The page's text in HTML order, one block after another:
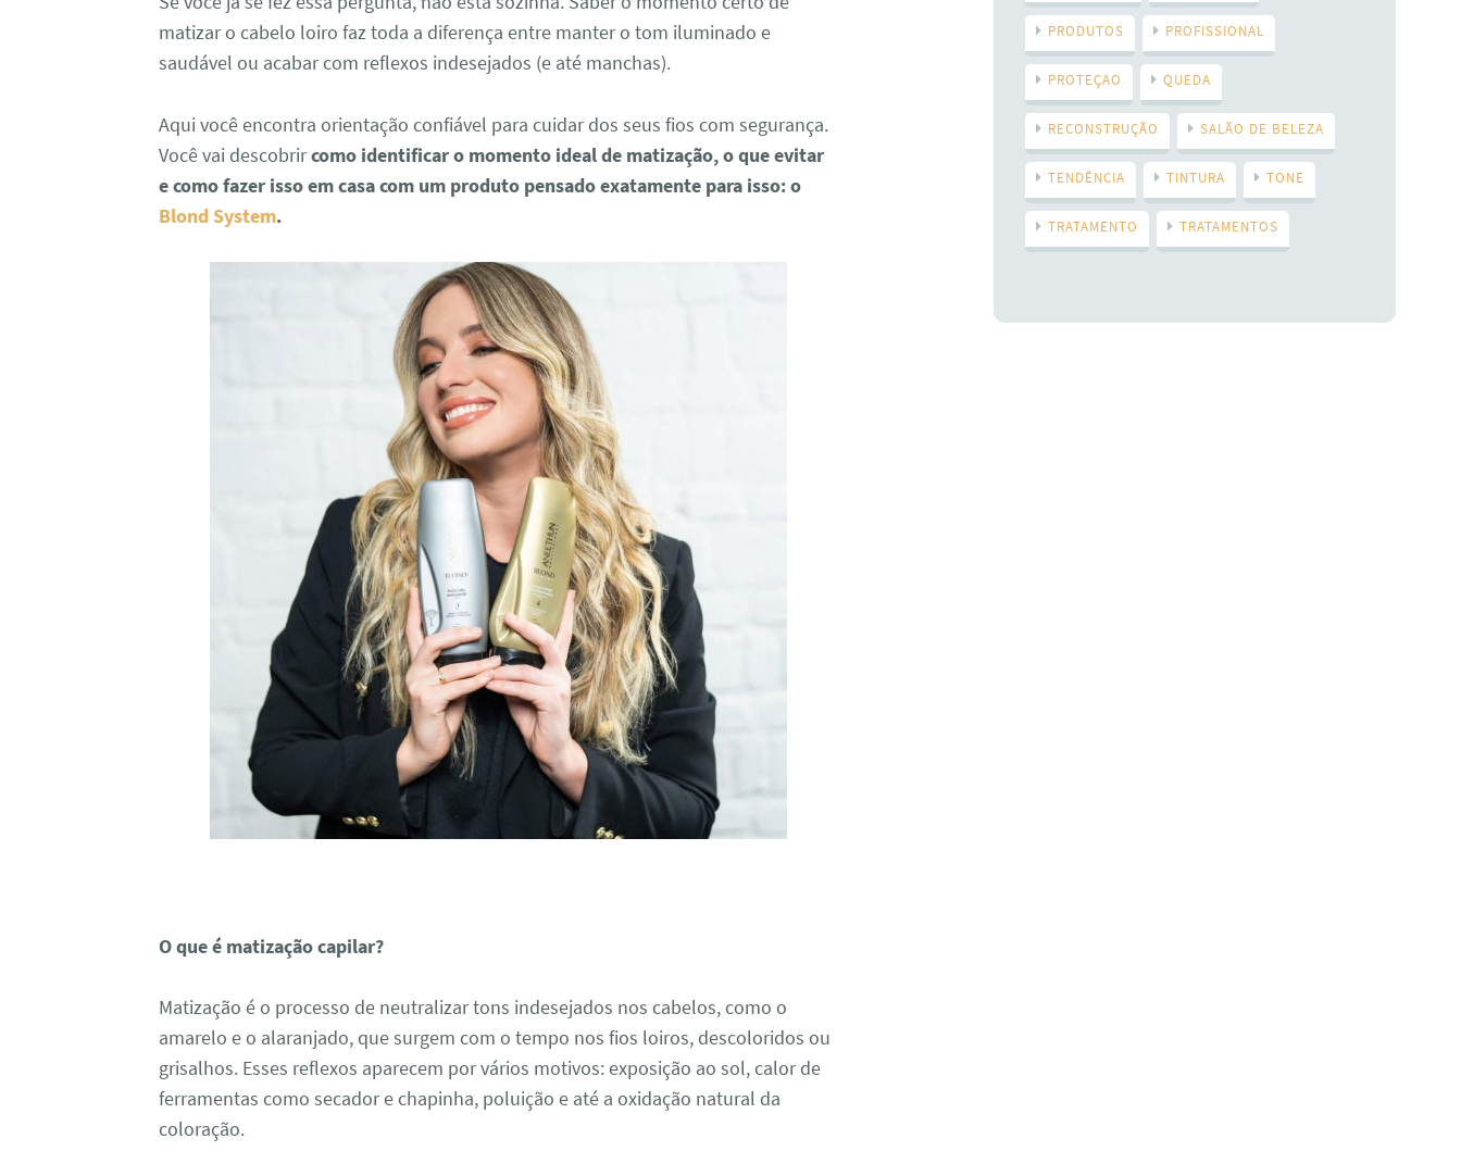
matizar o cabelo loiro faz toda a diferença entre manter o tom iluminado e
saudável ou acabar com reflexos indesejados (e até manchas).
Aqui você encontra orientação confiável para cuidar dos seus fios com segurança.
Você vai descobrircomo identificar o momento ideal de matização, o que evitar
e como fazer isso em casa com um produto pensado exatamente para isso: o
Blond System.
O que é matização capilar?
Matização é o processo de neutralizar tons indesejados nos cabelos, como o
amarelo e o alaranjado, que surgem com o tempo nos fios loiros, descoloridos ou
grisalhos. Esses reflexos aparecem por vários motivos: exposição ao sol, calor de
ferramentas como secador e chapinha, poluição e até a oxidação natural da
coloração.
PRODUTOS PROFISSIONAL
PROTEÇAO QUEDA
RECONSTRUÇÃO SALÃO DE BELEZA
TENDÊNCIA TINTURA TONE
TRATAMENTO TRATAMENTOS